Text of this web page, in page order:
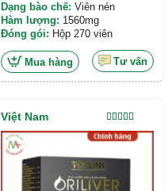
Dạng bào chế: Viên nén
Hàm lượng: 1560mg
Đóng gói: Hộp 270 viên
Mua hàng Tư vấn
Được xếp
hạng5.00
Việt Nam